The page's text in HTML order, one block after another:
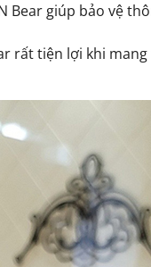
Bear giúp bảo vệ
rất tiện lợi khi